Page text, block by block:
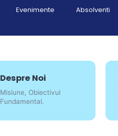
Evenimente Absolventi
Despre Noi
Misiune, Obiectivul
Fundamental.